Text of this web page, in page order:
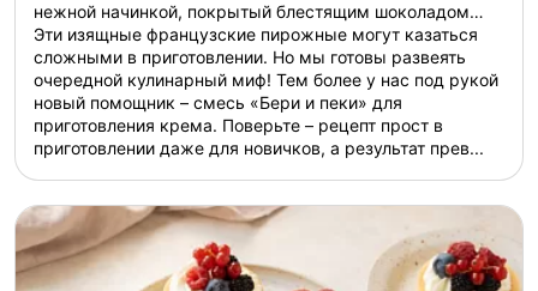
нежной начинкой, покрытый блестящим шоколадом…
Эти изящные французские пирожные могут казаться
сложными в приготовлении. Но мы готовы развеять
очередной кулинарный миф! Тем более у нас под рукой
новый помощник – смесь «Бери и пеки» для
приготовления крема. Поверьте – рецепт прост в
приготовлении даже для новичков, а результат прев...